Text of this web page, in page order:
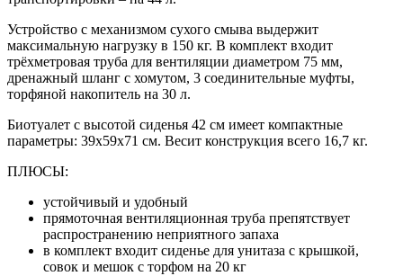
Устройство с механизмом сухого смыва выдержит
максимальную нагрузку в 150 кг. В комплект входит
трёхметровая труба для вентиляции диаметром 75 мм,
дренажный шланг с хомутом, 3 соединительные муфты,
торфяной накопитель на 30 л.
Биотуалет с высотой сиденья 42 см имеет компактные
параметры: 39x59x71 см. Весит конструкция всего 16,7 кг.
ПЛЮСЫ:
устойчивый и удобный
прямоточная вентиляционная труба препятствует
распространению неприятного запаха
в комплект входит сиденье для унитаза с крышкой,
совок и мешок с торфом на 20 кг